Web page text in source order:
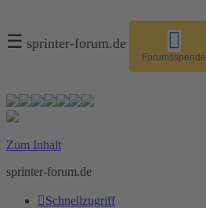
☰ sprinter-forum.de
Forumsspende
Zum Inhalt
sprinter-forum.de
Schnellzugriff